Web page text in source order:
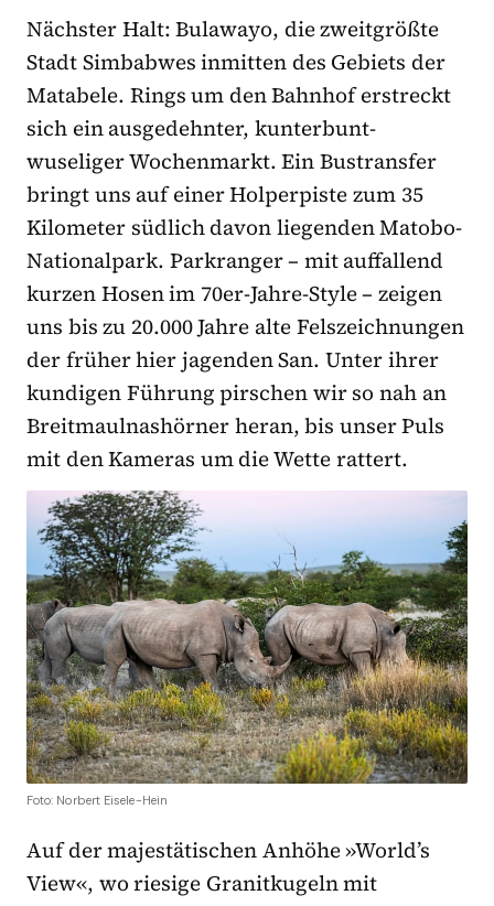
Nächster Halt: Bulawayo, die zweitgrößte
Stadt Simbabwes inmitten des Gebiets der
Matabele. Rings um den Bahnhof erstreckt
sich ein ausgedehnter, kunterbunt-
wuseliger Wochenmarkt. Ein Bustransfer
bringt uns auf einer Holperpiste zum 35
Kilometer südlich davon liegenden Matobo-
Nationalpark. Parkranger – mit auffallend
kurzen Hosen im 70er-Jahre-Style – zeigen
uns bis zu 20.000 Jahre alte Felszeichnungen
der früher hier jagenden San. Unter ihrer
kundigen Führung pirschen wir so nah an
Breitmaulnashörner heran, bis unser Puls
mit den Kameras um die Wette rattert.
Foto: Norbert Eisele-Hein
Auf der majestätischen Anhöhe »World’s
View«, wo riesige Granitkugeln mit